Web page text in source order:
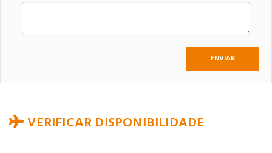
VERIFICAR DISPONIBILIDADE